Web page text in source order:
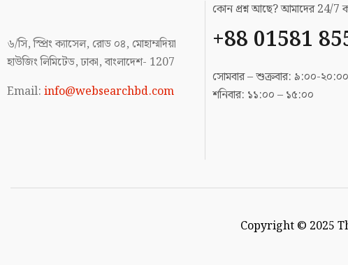
৬/সি, স্প্রিং ক্যাসেল, রোড ০৪, মোহাম্মদিয়া
হাউজিং লিমিটেড, ঢাকা, বাংলাদেশ- 1207
Email: info@websearchbd.com
কোন প্রশ্ন আছে? আমাদের 24/
+88 01581
সোমবার – শুক্রবার: ৯:০০-২০:০০
শনিবার: ১১:০০ – ১৫:০০
Copyright © 2025